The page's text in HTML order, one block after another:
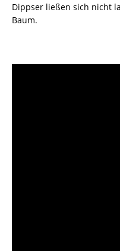
Dippser ließen sich nicht
Baum.